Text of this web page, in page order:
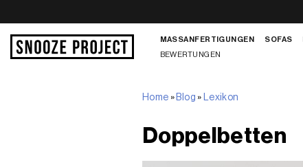
Inhalt
springen
MASSANFERTIGUNGEN SOFAS
BEWERTUNGEN
Home » Blog » Lexikon
Doppelbetten